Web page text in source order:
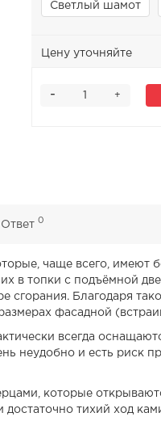
Светлый шамот
Цену уточняйте
+
-
0
чаще всего,
в топки с подъёмной
Благодаря
фасадной
всегда
неудобно и есть риск
которые
тихий ход